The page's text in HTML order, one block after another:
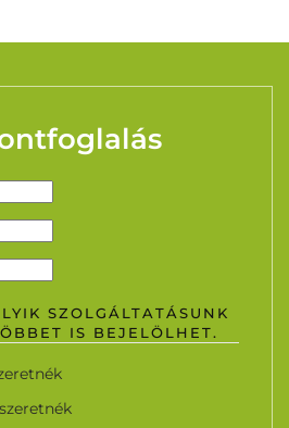
SZOLGÁLTATÁSUNK
IS BEJELÖLHET.